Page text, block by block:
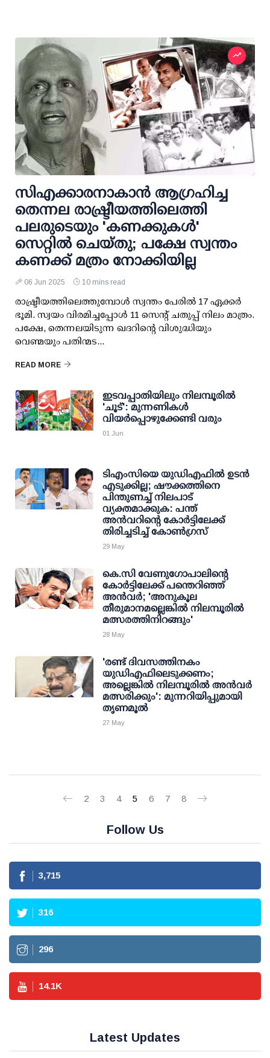
സിഎക്കാരനാകാന്‍ ആഗ്രഹിച്ച
തെന്നല രാഷ്ട്രീയത്തിലെത്തി
പലരുടെയും 'കണക്കുകള്‍'
സെറ്റില്‍ ചെയ്തു; പക്ഷേ സ്വന്തം
കണക്ക് മത്രം നോക്കിയില്ല
06 Jun 2025 10 mins read
രാഷ്ട്രീയത്തിലെത്തുമ്പോള്‍ സ്വന്തം പേരില്‍ 17 ഏക്കര്‍
ഭൂമി. സ്വയം വിരമിച്ചപ്പോള്‍ 11 സെന്റ് ചതുപ്പ് നിലം മാത്രം.
പക്ഷേ, തെന്നലയിടുന്ന ഖദറിന്റെ വിശുദ്ധിയും
വെണ്മയും പതിന്മട...
READ MORE
ഇടവപ്പാതിയിലും നിലമ്പൂരില്‍
'ചൂട്': മുന്നണികള്‍
വിയര്‍പ്പൊഴുക്കേണ്ടി വരും
01 Jun
ടിഎംസിയെ യുഡിഎഫില്‍ ഉടന്‍
എടുക്കില്ല; ഷൗക്കത്തിനെ
പിന്തുണച്ച് നിലപാട്
വ്യക്തമാക്കുക: പന്ത്
അന്‍വറിന്റെ കോര്‍ട്ടിലേക്ക്
തിരിച്ചടിച്ച് കോണ്‍ഗ്രസ്
29 May
കെ.സി വേണുഗോപാലിന്റെ
കോര്‍ട്ടിലേക്ക് പന്തെറിഞ്ഞ്
അന്‍വര്‍; 'അനുകൂല
തീരുമാനമല്ലെങ്കില്‍ നിലമ്പൂരില്‍
മത്സരത്തിനിറങ്ങും'
28 May
'രണ്ട് ദിവസത്തിനകം
യുഡിഎഫിലെടുക്കണം;
അല്ലെങ്കില്‍ നിലമ്പൂരില്‍ അന്‍വര്‍
മത്സരിക്കും': മുന്നറിയിപ്പുമായി
തൃണമൂല്‍
27 May
2 3 4 5 6 7 8
Follow Us
3,715
316
296
14.1K
Latest Updates